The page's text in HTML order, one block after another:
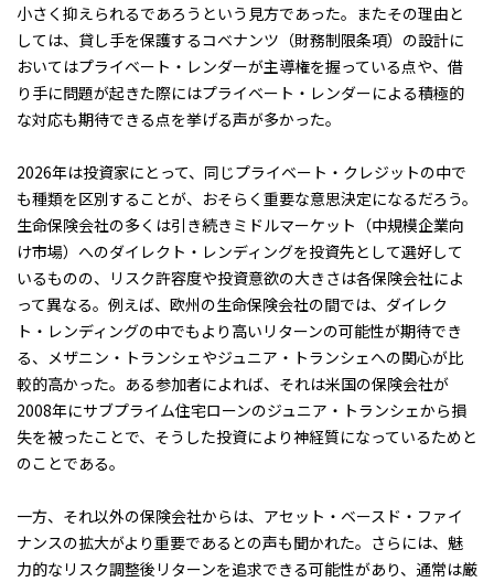
小さく抑えられるであろうという見方であった。またその理由と
しては、貸し手を保護するコベナンツ（財務制限条項）の設計に
おいてはプライベート・レンダーが主導権を握っている点や、借
り手に問題が起きた際にはプライベート・レンダーによる積極的
な対応も期待できる点を挙げる声が多かった。
2026年は投資家にとって、同じプライベート・クレジットの中で
も種類を区別することが、おそらく重要な意思決定になるだろう。
生命保険会社の多くは引き続きミドルマーケット（中規模企業向
け市場）へのダイレクト・レンディングを投資先として選好して
いるものの、リスク許容度や投資意欲の大きさは各保険会社によ
って異なる。例えば、欧州の生命保険会社の間では、ダイレク
ト・レンディングの中でもより高いリターンの可能性が期待でき
る、メザニン・トランシェやジュニア・トランシェへの関心が比
較的高かった。ある参加者によれば、それは米国の保険会社が
2008年にサブプライム住宅ローンのジュニア・トランシェから損
失を被ったことで、そうした投資により神経質になっているためと
のことである。
一方、それ以外の保険会社からは、アセット・ベースド・ファイ
ナンスの拡大がより重要であるとの声も聞かれた。さらには、魅
力的なリスク調整後リターンを追求できる可能性があり、通常は厳